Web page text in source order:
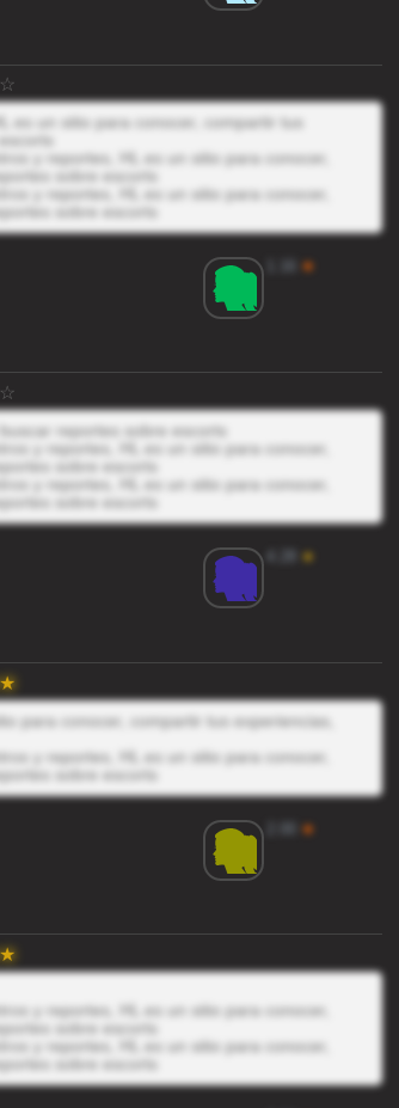
es un sitio para conocer, compartir tus
y reportes, HL es un sitio para conocer,
sobre escorts
y reportes, HL es un sitio para conocer,
sobre escorts
★
reportes sobre escorts
y reportes, HL es un sitio para conocer,
sobre escorts
y reportes, HL es un sitio para conocer,
sobre escorts
★
para conocer, compartir tus experiencias,
y reportes, HL es un sitio para conocer,
sobre escorts
★
y reportes, HL es un sitio para conocer,
sobre escorts
y reportes, HL es un sitio para conocer,
sobre escorts